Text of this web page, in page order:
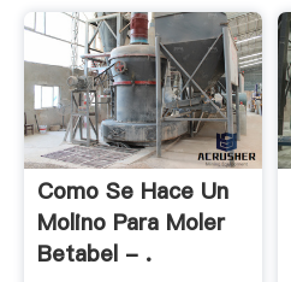
Como Se Hace Un
Molino Para Moler
Betabel - .